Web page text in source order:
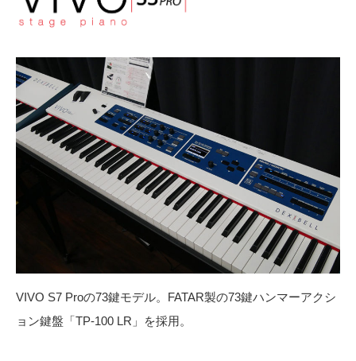
VIVO S7 Proの73鍵モデル。FATAR製の73鍵ハンマーアクシ
ョン鍵盤「TP-100 LR」を採用。